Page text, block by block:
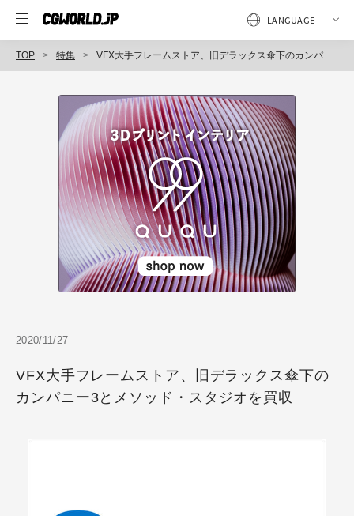
TOP 特集 VFX大手フレームストア、旧デラックス傘下のカンパニー3とメソッド・スタジオを買収
2020/11/27
VFX大手フレームストア、旧デラックス傘下の
カンパニー3とメソッド・スタジオを買収